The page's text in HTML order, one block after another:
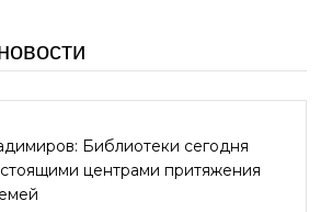
Библиотеки сегодня
центрами притяжения